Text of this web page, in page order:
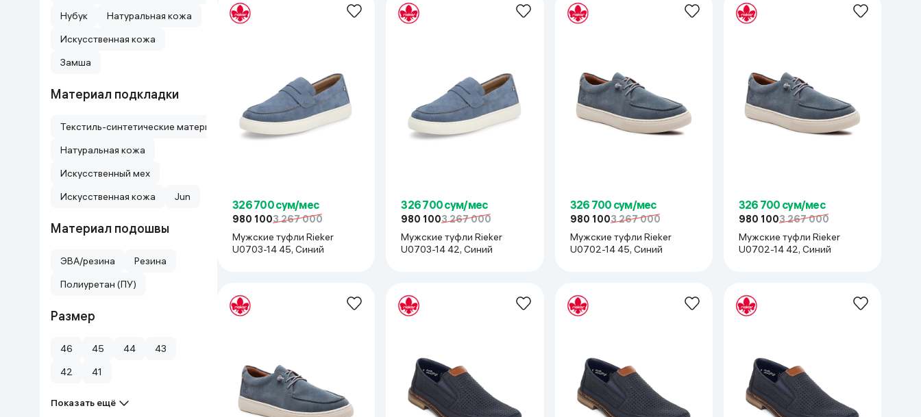
Ювелирные изделия
Товары для дома
Дом и сад
Канцелярия
Бытовая химия
Книги
Нубук
Натуральная кожа
Искусственная кожа
Замша
Материал подкладки
Текстиль-синтетические материалы
Натуральная кожа
Искусственный мех
Искусственная кожа
Jun
Материал подошвы
ЭВА/резина
Резина
Полиуретан (ПУ)
Размер
46 45 44
43
42
41
Показать ещё
326 700 сум/мес
980 1003 267 000
Мужские туфли Rieker
U0703-14 45, Синий
326 700 сум/мес
980 1003 267 000
Мужские туфли Rieker
U0703-14 42, Синий
326 700 сум/мес
980 1003 267 000
Мужские туфли Rieker
U0702-14 45, Синий
326 700 сум/мес
980 1003 267 000
Мужские туфли Rieker
U0702-14 42, Синий